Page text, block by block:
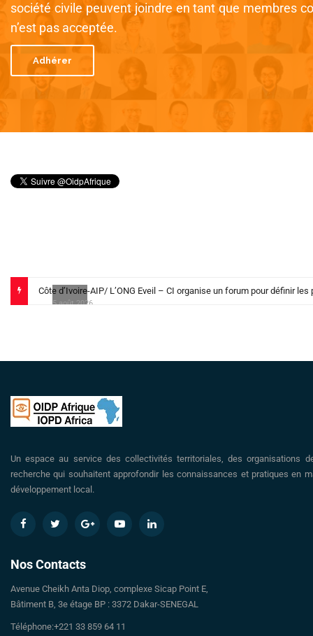
société civile peuvent joindre en tant que membres
n’est pas acceptée.
Adhérer
5 août 2026
Un espace au service des collectivités territoriales, des organisations
recherche qui souhaitent approfondir les connaissances et pratiques en
développement local.
Nos Contacts
Avenue Cheikh Anta Diop, complexe Sicap Point E,
Bâtiment B, 3e étage BP : 3372 Dakar-SENEGAL
Téléphone:+221 33 859 64 11